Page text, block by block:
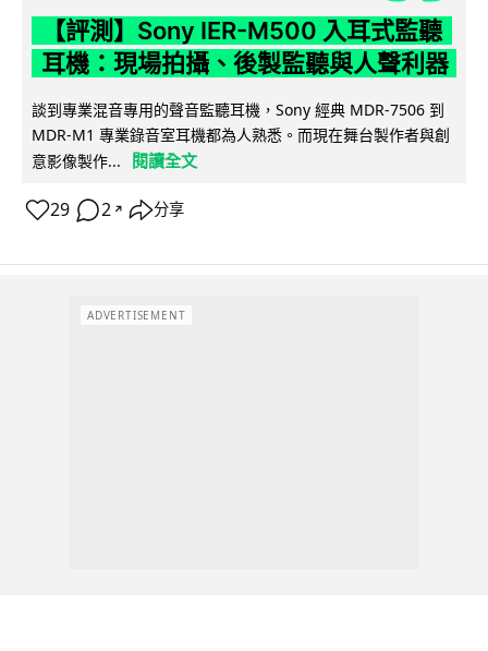
【評測】Sony IER-M500 入耳式監聽
耳機：現場拍攝、後製監聽與人聲利器
談到專業混音專用的聲音監聽耳機，Sony 經典 MDR-7506 到
MDR-M1 專業錄音室耳機都為人熟悉。而現在舞台製作者與創
意影像製作...
閱讀全文
29 2 ↗ 分享
ADVERTISEMENT